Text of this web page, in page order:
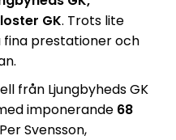
GK. Trots lite
prestationer och
från Ljungbyheds GK
imponerande 68
Svensson,